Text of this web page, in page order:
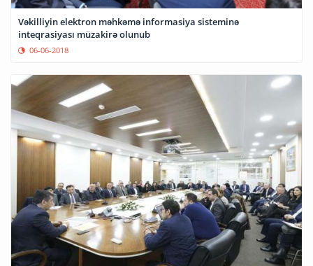
Vəkilliyin elektron məhkəmə informasiya sisteminə
inteqrasiyası müzakirə olunub
06-06-2018